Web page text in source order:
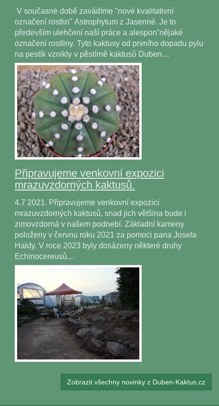
V současné době zavádíme "nové kvalitativní
označení rostlin" Astrophytum z Jasenné. Je to
především ulehčení naší práce a alesponˇnějaké
označení rostliny. Tyto kaktusy od prvního dopadu pylu
na pestík vznikly v pěstírně kaktusů Duben…
Připravujeme venkovní expozici
mrazuvzdorných kaktusů.
4.7 2021. Připravujeme venkovní expozici
mrazuvzdorných kaktusů, snad jich většina bude i
zimovzdorná v našem podnebí. Základní kameny
položeny v červnu roku 2021 za pomoci pana Josefa
Haldy. V roce 2023 byly dosázeny některé druhy
Echinocereusů…
Zobrazit všechny novinky z Duben-Kaktus.cz